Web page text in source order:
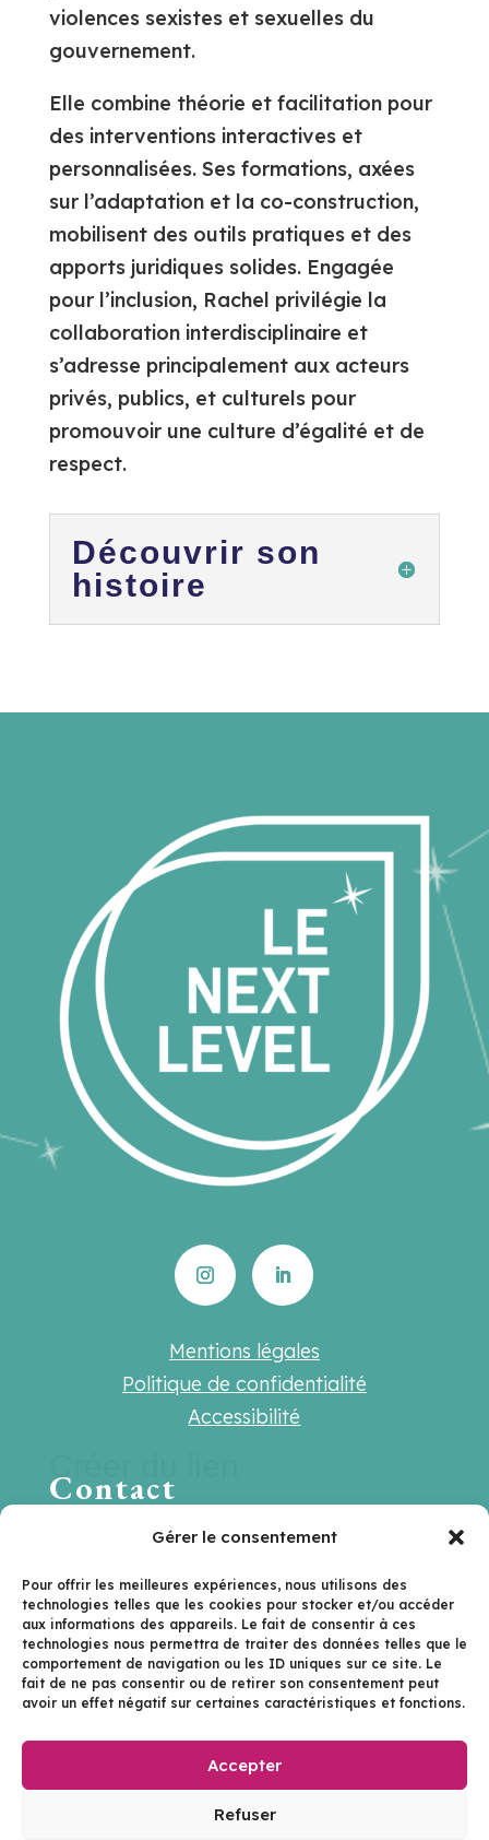
Gérer le consentement
Pour offrir les meilleures expériences, nous utilisons des
technologies telles que les cookies pour stocker et/ou accéder
aux informations des appareils. Le fait de consentir à ces
technologies nous permettra de traiter des données telles que le
comportement de navigation ou les ID uniques sur ce site. Le
fait de ne pas consentir ou de retirer son consentement peut
avoir un effet négatif sur certaines caractéristiques et fonctions.
Accepter
Refuser
violences sexistes et sexuelles du
gouvernement.
Elle combine théorie et facilitation pour
des interventions interactives et
personnalisées. Ses formations, axées
sur l’adaptation et la co-construction,
mobilisent des outils pratiques et des
apports juridiques solides. Engagée
pour l’inclusion, Rachel privilégie la
collaboration interdisciplinaire et
s’adresse principalement aux acteurs
privés, publics, et culturels pour
promouvoir une culture d’égalité et de
respect.
Découvrir son
histoire
Mentions légales
Politique de confidentialité
Accessibilité
Contact
Une question ? Une suggestion ? Une
Contactez-nous sur
hello@lenextlevel.org
Je m'inscris à la newsletter
Le Next Level | ©2026